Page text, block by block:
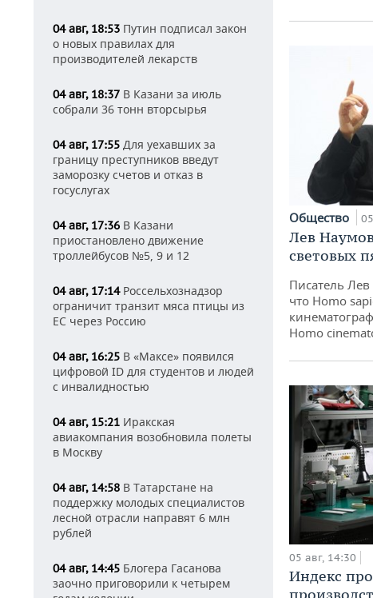
04 авг, 18:53 Путин подписал закон
о новых правилах для
производителей лекарств
04 авг, 18:37 В Казани за июль
собрали 36 тонн вторсырья
04 авг, 17:55 Для уехавших за
границу преступников введут
заморозку счетов и отказ в
госуслугах
04 авг, 17:36 В Казани
приостановлено движение
троллейбусов №5, 9 и 12
04 авг, 17:14Россельхознадзор
ограничит транзит мяса птицы из
ЕС через Россию
04 авг, 16:25 В «Максе» появился
цифровой ID для студентов и людей
с инвалидностью
04 авг, 15:21 Иракская
авиакомпания возобновила полеты
в Москву
04 авг, 14:58 В Татарстане на
поддержку молодых специалистов
лесной отрасли направят 6 млн
рублей
04 авг, 14:45 Блогера Гасанова
заочно приговорили к четырем
Общество
Лев
световых
Писатель
что Homo
Homo
05 авг, 14:30
Индекс